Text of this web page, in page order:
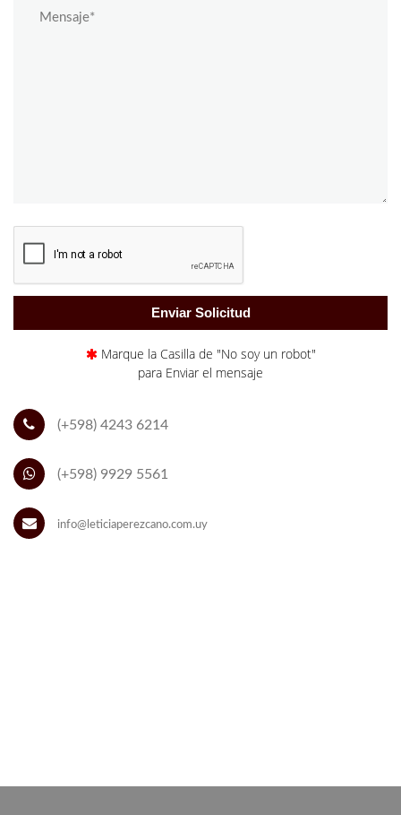
Marque la Casilla de "No soy un robot"
para Enviar el mensaje
(+598) 4243 6214
(+598) 9929 5561
info@leticiaperezcano.com.uy